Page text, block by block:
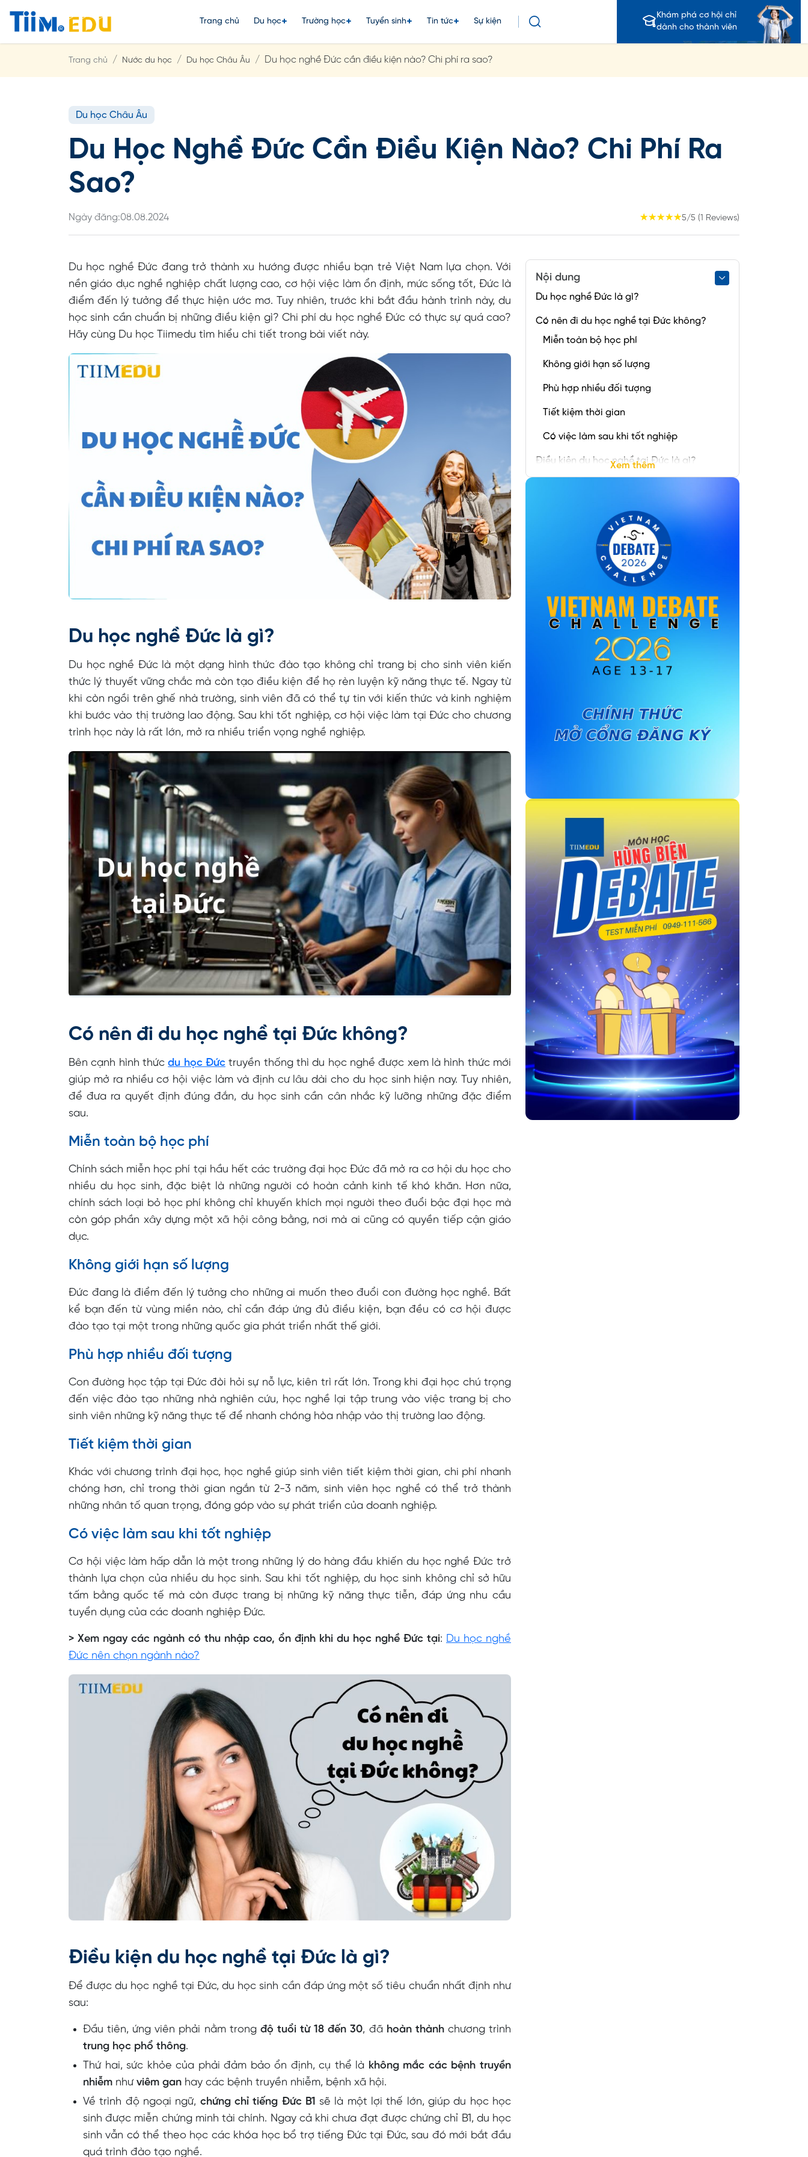
Trang chủ Du học Trường học Tuyển sinh Tin tức Sự kiện
Khám phá cơ hội chỉ
dành cho thành viên
Trang chủ Nước du học Du học Châu Âu Du học nghề Đức cần điều kiện nào? Chi phí ra sao?
Du học Châu Âu
Du Học Nghề Đức Cần Điều Kiện Nào? Chi Phí Ra
Sao?
Ngày đăng:08.08.2024 ☆
☆
☆
☆
☆ 5/5 (1 Reviews)
Du học nghề Đức đang trở thành xu hướng được nhiều bạn trẻ Việt Nam lựa chọn. Với
nền giáo dục nghề nghiệp chất lượng cao, cơ hội việc làm ổn định, mức sống tốt, Đức là
điểm đến lý tưởng để thực hiện ước mơ. Tuy nhiên, trước khi bắt đầu hành trình này, du
học sinh cần chuẩn bị những điều kiện gì? Chi phí du học nghề Đức có thực sự quá cao?
Hãy cùng Du học Tiimedu tìm hiểu chi tiết trong bài viết này.
Du học nghề Đức là gì?
Du học nghề Đức là một dạng hình thức đào tạo không chỉ trang bị cho sinh viên kiến
thức lý thuyết vững chắc mà còn tạo điều kiện để họ rèn luyện kỹ năng thực tế. Ngay từ
khi còn ngồi trên ghế nhà trường, sinh viên đã có thể tự tin với kiến thức và kinh nghiệm
khi bước vào thị trường lao động. Sau khi tốt nghiệp, cơ hội việc làm tại Đức cho chương
trình học này là rất lớn, mở ra nhiều triển vọng nghề nghiệp.
Có nên đi du học nghề tại Đức không?
Bên cạnh hình thứcdu học Đức truyền thống thì du học nghề được xem là hình thức mới
giúp mở ra nhiều cơ hội việc làm và định cư lâu dài cho du học sinh hiện nay. Tuy nhiên,
để đưa ra quyết định đúng đắn, du học sinh cần cân nhắc kỹ lưỡng những đặc điểm
sau.
Miễn toàn bộ học phí
Chính sách miễn học phí tại hầu hết các trường đại học Đức đã mở ra cơ hội du học cho
nhiều du học sinh, đặc biệt là những người có hoàn cảnh kinh tế khó khăn. Hơn nữa,
chính sách loại bỏ học phí không chỉ khuyến khích mọi người theo đuổi bậc đại học mà
còn góp phần xây dựng một xã hội công bằng, nơi mà ai cũng có quyền tiếp cận giáo
dục.
Không giới hạn số lượng
Đức đang là điểm đến lý tưởng cho những ai muốn theo đuổi con đường học nghề. Bất
kể bạn đến từ vùng miền nào, chỉ cần đáp ứng đủ điều kiện, bạn đều có cơ hội được
đào tạo tại một trong những quốc gia phát triển nhất thế giới.
Phù hợp nhiều đối tượng
Con đường học tập tại Đức đòi hỏi sự nỗ lực, kiên trì rất lớn. Trong khi đại học chú trọng
đến việc đào tạo những nhà nghiên cứu, học nghề lại tập trung vào việc trang bị cho
sinh viên những kỹ năng thực tế để nhanh chóng hòa nhập vào thị trường lao động.
Tiết kiệm thời gian
Khác với chương trình đại học, học nghề giúp sinh viên tiết kiệm thời gian, chi phí nhanh
chóng hơn, chỉ trong thời gian ngắn từ 2-3 năm, sinh viên học nghề có thể trở thành
những nhân tố quan trọng, đóng góp vào sự phát triển của doanh nghiệp.
Có việc làm sau khi tốt nghiệp
Cơ hội việc làm hấp dẫn là một trong những lý do hàng đầu khiến du học nghề Đức trở
thành lựa chọn của nhiều du học sinh. Sau khi tốt nghiệp, du học sinh không chỉ sở hữu
tấm bằng quốc tế mà còn được trang bị những kỹ năng thực tiễn, đáp ứng nhu cầu
tuyển dụng của các doanh nghiệp Đức.
> Xem ngay các ngành có thu nhập cao, ổn định khi du học nghề Đức tại: Du học nghề
Đức nên chọn ngành nào?
Điều kiện du học nghề tại Đức là gì?
Để được du học nghề tại Đức, du học sinh cần đáp ứng một số tiêu chuẩn nhất định như
sau:
Đầu tiên, ứng viên phải nằm trong độ tuổi từ 18 đến 30, đã hoàn thànhchương trình
trung học phổ thông.
Thứ hai, sức khỏe của phải đảm bảo ổn định, cụ thể là không mắc các bệnh truyền
nhiễm như viêm gan hay các bệnh truyền nhiễm, bệnh xã hội.
Về trình độ ngoại ngữ, chứng chỉ tiếng Đức B1 sẽ là một lợi thế lớn, giúp du học học
sinh được miễn chứng minh tài chính. Ngay cả khi chưa đạt được chứng chỉ B1, du học
sinh vẫn có thể theo học các khóa học bổ trợ tiếng Đức tại Đức, sau đó mới bắt đầu
quá trình đào tạo nghề.
Nội dung
Du học nghề Đức là gì?
Có nên đi du học nghề tại Đức không?
Miễn toàn bộ học phí
Không giới hạn số lượng
Phù hợp nhiều đối tượng
Tiết kiệm thời gian
Có việc làm sau khi tốt nghiệp
Điều kiện du học nghề tại Đức là gì?
Chi phí làm hồ sơ & Visa
Quy trình đăng ký du học nghề tại Đức
Học tiếng Đức tại Việt Nam
Tại Cộng hòa Liên bang Đức (CHLB Đức)
Sau tốt nghiệp
Hướng dẫn thủ tục xin visa du học nghề tại
Đức
Bước 3: Nộp hồ sơ và sinh trắc học
Bước 4: Theo dõi hồ sơ
Bước 5: Nhận kết quả
Lộ trình du học nghề tại Đức
Học tiếng Đức bằng B1
Chuẩn bị hồ sơ và thủ tục xin du học Đức
Xin visa du học nghề tại Đức
Sang Đức học tập và làm việc
Hoàn thành và tốt nghiệp khóa học
Xem thêm